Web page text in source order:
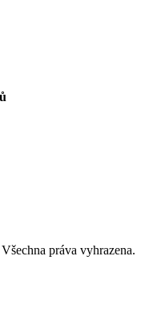
práva vyhrazena.